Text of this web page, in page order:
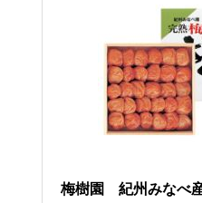
梅樹園 紀州みなべ